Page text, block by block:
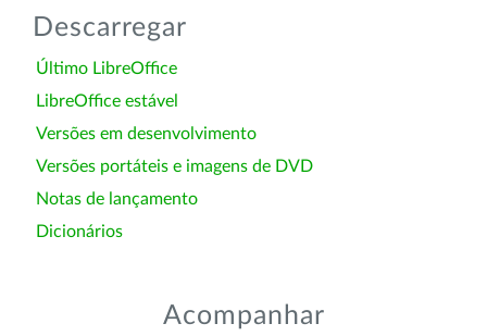
Descarregar
Último LibreOffice
LibreOffice estável
Versões em desenvolvimento
Versões portáteis e imagens de DVD
Notas de lançamento
Dicionários
Acompanhar